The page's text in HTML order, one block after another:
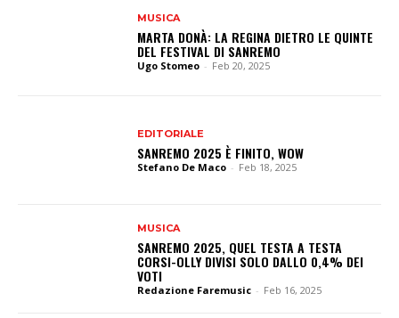
MUSICA
MARTA DONÀ: LA REGINA DIETRO LE QUINTE
DEL FESTIVAL DI SANREMO
Ugo Stomeo - Feb 20, 2025
EDITORIALE
SANREMO 2025 È FINITO, WOW
Stefano De Maco - Feb 18, 2025
MUSICA
SANREMO 2025, QUEL TESTA A TESTA
CORSI-OLLY DIVISI SOLO DALLO 0,4% DEI
VOTI
Redazione Faremusic - Feb 16, 2025